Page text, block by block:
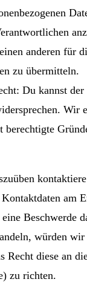
anderen für
zu übermitteln.
Du kannst der
Wir
berechtigte
am
Beschwerde
würden wir
Recht diese an
zu richten.